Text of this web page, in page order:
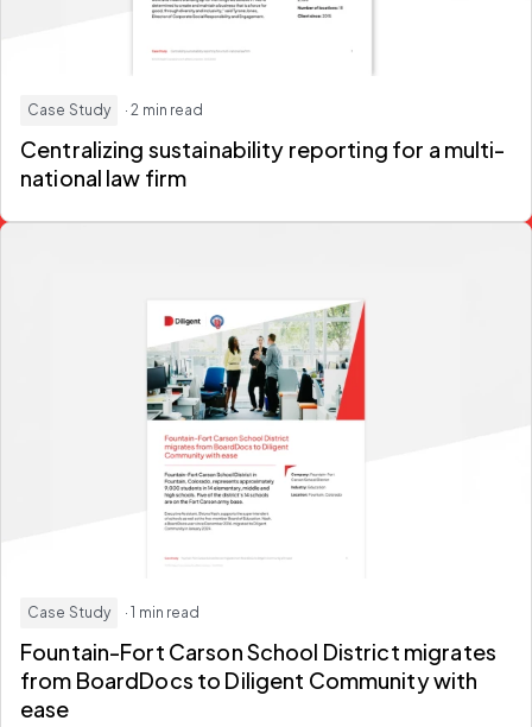
Case Study · 2 min read
Centralizing sustainability reporting for a multi-
national law firm
Case Study · 1 min read
Fountain-Fort Carson School District migrates
from BoardDocs to Diligent Community with
ease